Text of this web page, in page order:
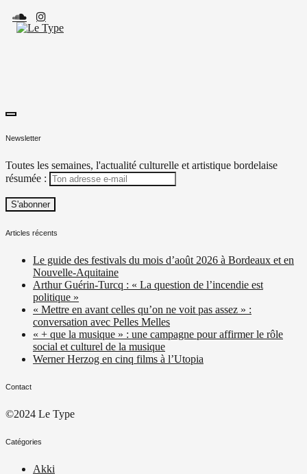
Skip
to
content
toggle
sidebar
Newsletter
Toutes les semaines, l'actualité culturelle et artistique bordelaise
résumée :
Articles récents
Le guide des festivals du mois d’août 2026 à Bordeaux et en
Nouvelle-Aquitaine
Arthur Guérin-Turcq : « La question de l’incendie est
politique »
« Mettre en avant celles qu’on ne voit pas assez » :
conversation avec Pelles Melles
« + que la musique » : une campagne pour affirmer le rôle
social et culturel de la musique
Werner Herzog en cinq films à l’Utopia
Contact
©2024 Le Type
Catégories
Akki